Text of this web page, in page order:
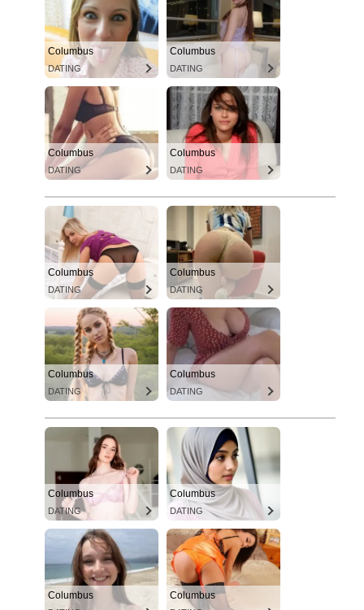
Columbus
DATING
Columbus
DATING
Columbus
DATING
Columbus
DATING
Columbus
DATING
Columbus
DATING
Columbus
DATING
Columbus
DATING
Columbus
DATING
Columbus
DATING
Columbus Columbus